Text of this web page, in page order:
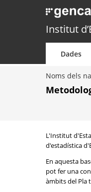
Institut
Dades
Noms dels
L'Institut
d'estadística
En aquesta
pot fer una
àmbits del Pla